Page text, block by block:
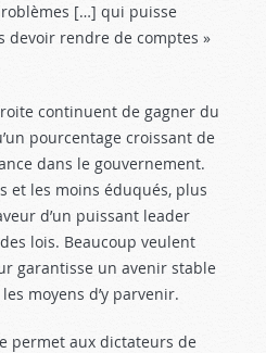
[…] qui puisse
devoir rendre de comptes »
continuent de gagner du
pourcentage croissant de
dans le gouvernement.
et les moins éduqués, plus
d’un puissant leader
lois. Beaucoup veulent
garantisse un avenir stable
moyens d’y parvenir.
permet aux dictateurs de